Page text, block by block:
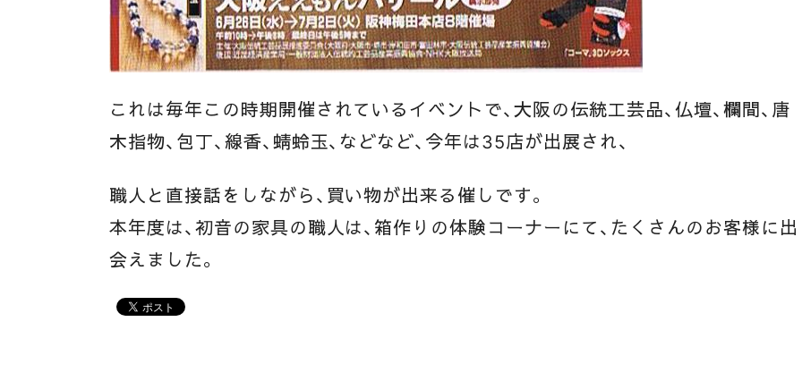
これは毎年この時期開催されているイベントで、大阪の伝統工芸品、仏壇、欄間、唐
木指物、包丁、線香、蜻蛉玉、などなど、今年は35店が出展され、
職人と直接話をしながら、買い物が出来る催しです。
本年度は、初音の家具の職人は、箱作りの体験コーナーにて、たくさんのお客様に出
会えました。